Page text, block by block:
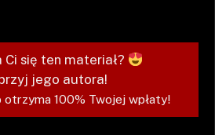
Ci się ten materiał?
jego autora!
100% Twojej wpłaty!